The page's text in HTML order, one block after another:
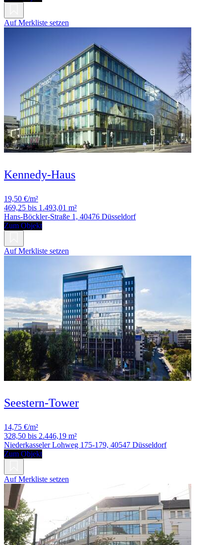
Auf Merkliste setzen
Kennedy-Haus
19,50 €/m²
469,25 bis 1.493,01 m²
Hans-Böckler-Straße 1, 40476 Düsseldorf
Zum Objekt
Auf Merkliste setzen
Seestern-Tower
14,75 €/m²
328,50 bis 2.446,19 m²
Niederkasseler Lohweg 175-179, 40547 Düsseldorf
Zum Objekt
Auf Merkliste setzen